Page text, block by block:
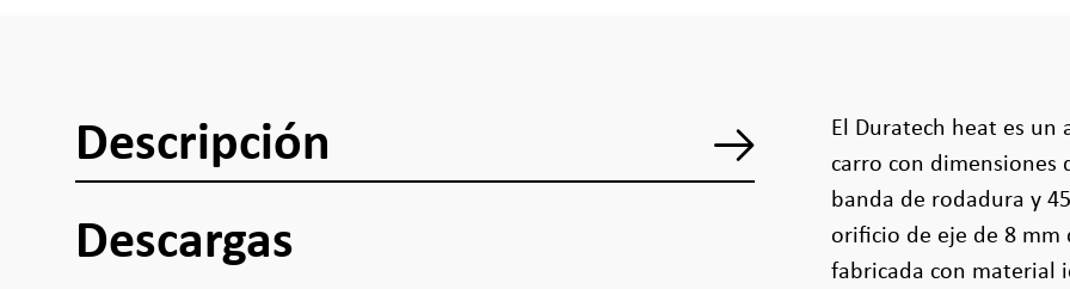
Descripción
Descargas
El Duratech heat es un
carro con dimensiones
banda de rodadura y
orificio de eje de 8 mm
fabricada con material